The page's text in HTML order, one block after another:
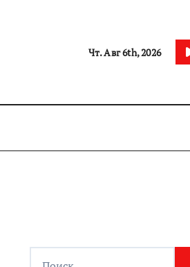
Чт. Авг 6th, 2026